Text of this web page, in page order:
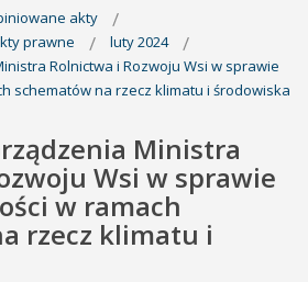
akty
prawne
luty 2024
Rolnictwa i Rozwoju Wsi w sprawie
schematów na rzecz klimatu i środowiska
Ministra
Wsi w sprawie
w ramach
rzecz klimatu i